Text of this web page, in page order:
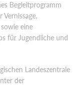
Begleitprogramm
eine
für Jugendliche und
Landeszentrale
der